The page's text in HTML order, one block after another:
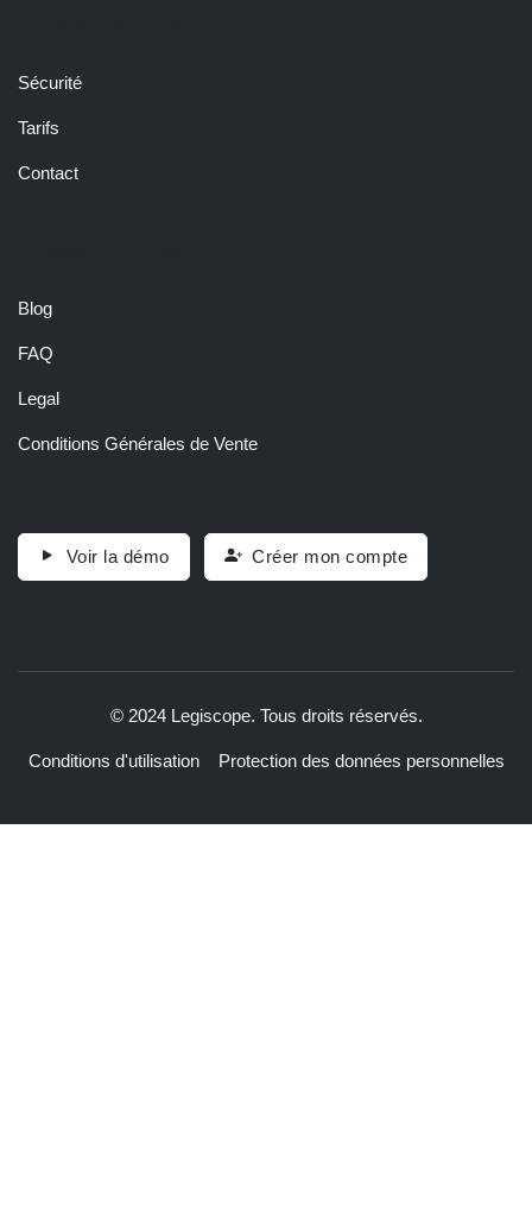
Sécurité
Tarifs
Contact
Blog
FAQ
Legal
Conditions Générales de Vente
Voir la démo Créer mon compte
© 2024 Legiscope. Tous droits réservés.
Conditions d'utilisation Protection des données personnelles